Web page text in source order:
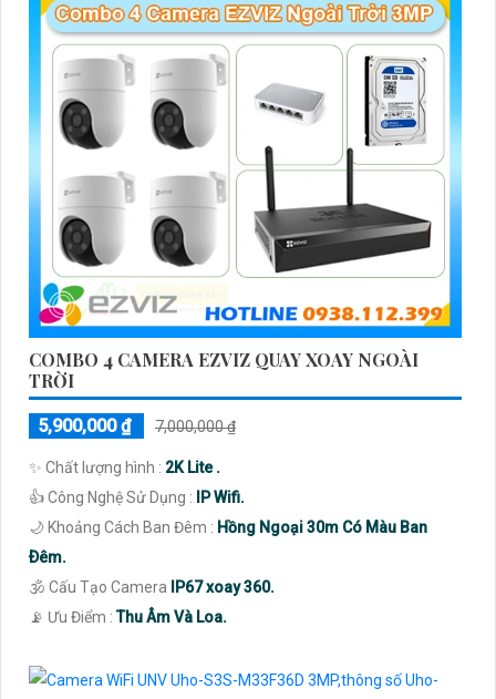
COMBO 4 CAMERA EZVIZ QUAY XOAY NGOÀI
TRỜI
5,900,000 ₫ 7,000,000 ₫
✨ Chất lượng hình : 2K Lite .
👍 Công Nghệ Sử Dụng : IP Wifi.
🌙 Khoảng Cách Ban Đêm : Hồng Ngoại 30m Có Màu Ban
Ðêm.
🕉️ Cấu Tạo Camera IP67 xoay 360.
️📡 Ưu Điểm :Thu Âm Và Loa.